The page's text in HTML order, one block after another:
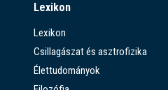
Lexikon
Lexikon
Csillagászat és asztrofizika
Élettudományok